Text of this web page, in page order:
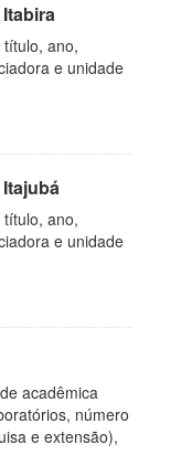
ano,
e unidade
ano,
e unidade
acadêmica
número
e extensão),